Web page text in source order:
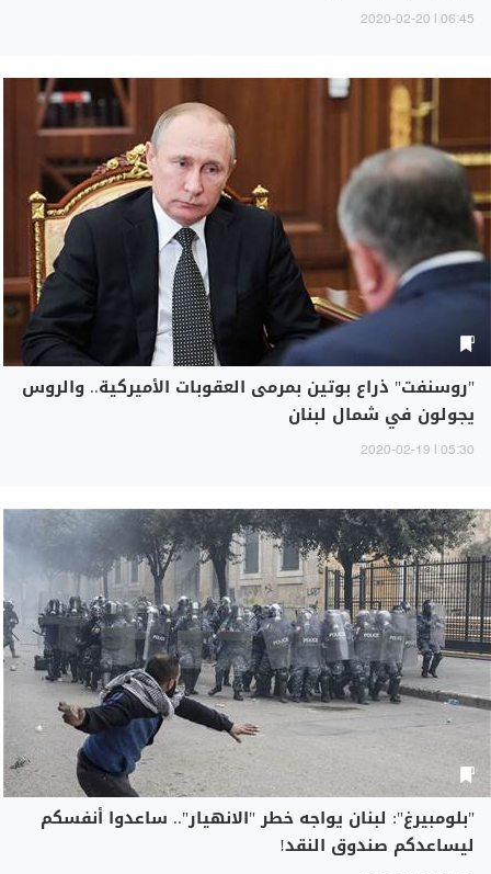
06:45 | 2020-02-20
"روسنفت" ذراع بوتين بمرمى العقوبات الأميركية.. والروس
يجولون في شمال لبنان
05:30 | 2020-02-19
"بلومبيرغ": لبنان يواجه خطر "الانهيار".. ساعدوا أنفسكم
ليساعدكم صندوق النقد!